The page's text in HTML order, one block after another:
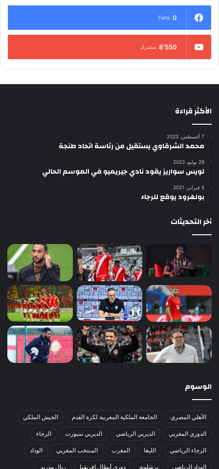
0
Fans
8٬550 مشترك
الأكثر قراءة
7 أغسطس، 2023
محمد الشرقاوي يستقيل من رئاسة اتحاد طنجة
29 يوليو، 2023
لويس سواريز يقود نادي جيريميو في الموسم الحالي
5 فبراير، 2021
بولهرود يوقع للرجاء
آخر التحديثات
الوسوم
الأهلي المصري الجامعة الملكية المغربية لكرة القدم الجيش الملكي
الدوري المغربي الديربي الرياضي الديربي سبورت الرجاء
الرجاء الرياضي الليغا المغرب المنتخب المغربي الوداد
الوداد الرياضي برشلونة دوري أبطال إفريقيا ريال مدريد